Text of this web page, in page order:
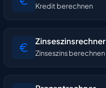
Kredit berechnen
Zinseszinsrechner
Zinseszins berechnen